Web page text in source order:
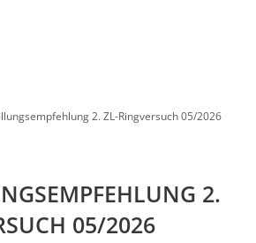
ZL-Ringversuche
Kontakt
2. ZL-Ringversuch 05/2026
2.
05/2026